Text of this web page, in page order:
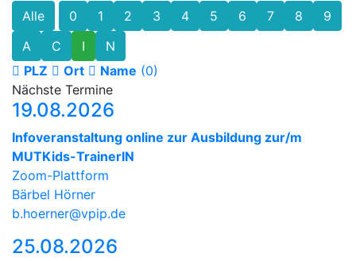
Alle
0 1 2 3 4 5 6 7 8
9
A
C I
N
PLZ
Ort Name (0)
Nächste Termine
19.08.2026
Infoveranstaltung online zur Ausbildung zur/m
MUTKids-TrainerIN
Zoom-Plattform
Bärbel Hörner
b.hoerner@vpip.de
25.08.2026